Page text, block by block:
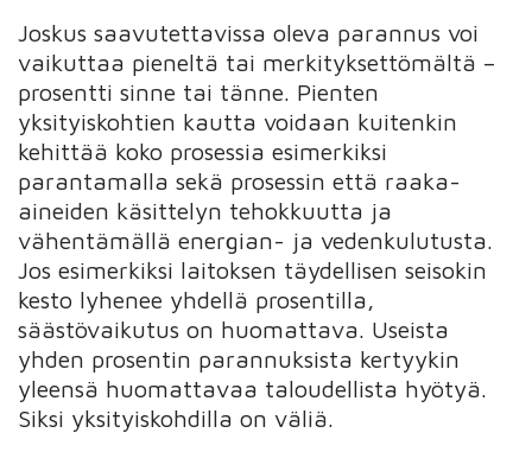
Joskus saavutettavissa oleva parannus voi
vaikuttaa pieneltä tai merkityksettömältä –
prosentti sinne tai tänne. Pienten
yksityiskohtien kautta voidaan kuitenkin
kehittää koko prosessia esimerkiksi
parantamalla sekä prosessin että raaka-
aineiden käsittelyn tehokkuutta ja
vähentämällä energian- ja vedenkulutusta.
Jos esimerkiksi laitoksen täydellisen seisokin
kesto lyhenee yhdellä prosentilla,
säästövaikutus on huomattava. Useista
yhden prosentin parannuksista kertyykin
yleensä huomattavaa taloudellista hyötyä.
Siksi yksityiskohdilla on väliä.